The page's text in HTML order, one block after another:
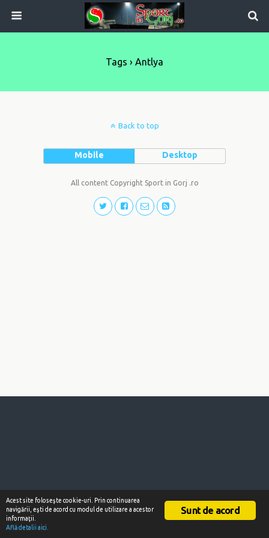
Tags › Antlya
Back to top
Mobile Desktop
All content Copyright Sport in Gorj .ro
Sunt de acord
Acest site foloseşte cookie-uri. Prin continuarea
navigării, eşti de acord cu modul de utilizare a acestor
informaţii.
Află detalii aici.